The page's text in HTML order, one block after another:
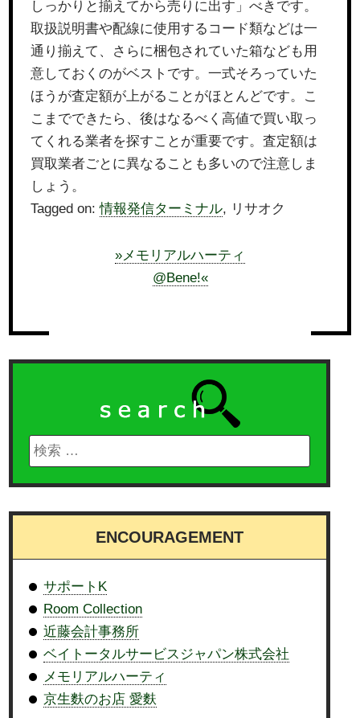
しっかりと揃えてから売りに出す」べきです。
取扱説明書や配線に使用するコード類などは一
通り揃えて、さらに梱包されていた箱なども用
意しておくのがベストです。一式そろっていた
ほうが査定額が上がることがほとんどです。こ
こまでできたら、後はなるべく高値で買い取っ
てくれる業者を探すことが重要です。査定額は
買取業者ごとに異なることも多いので注意しま
しょう。
Tagged on:情報発信ターミナル, リサオク
»メモリアルハーティ
@Bene!«
ENCOURAGEMENT
サポートK
Room Collection
近藤会計事務所
ベイトータルサービスジャパン株式会社
メモリアルハーティ
京生麩のお店 愛麩